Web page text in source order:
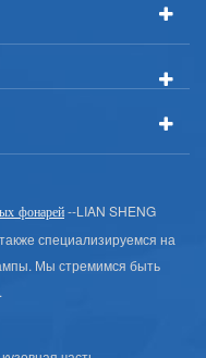
фонарей--LIAN SHENG
специализируемся на
Мы стремимся быть